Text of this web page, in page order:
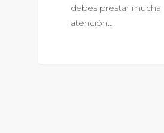
debes prestar mucha
atención…